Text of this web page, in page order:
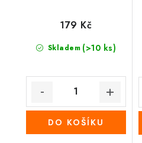
Skladem (>10 ks)
179 Kč
DO KOŠÍKU